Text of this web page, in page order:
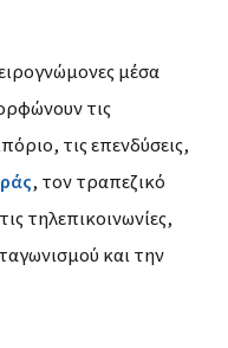
μέσα
τις
τις επενδύσεις,
, τον τραπεζικό
τηλεπικοινωνίες,
και την